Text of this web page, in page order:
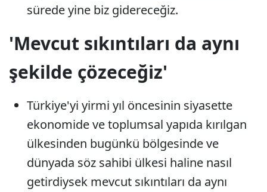
sürede yine biz gidereceğiz.
'Mevcut sıkıntıları da aynı
şekilde çözeceğiz'
Türkiye'yi yirmi yıl öncesinin siyasette
ekonomide ve toplumsal yapıda kırılgan
ülkesinden bugünkü bölgesinde ve
dünyada söz sahibi ülkesi haline nasıl
getirdiysek mevcut sıkıntıları da aynı